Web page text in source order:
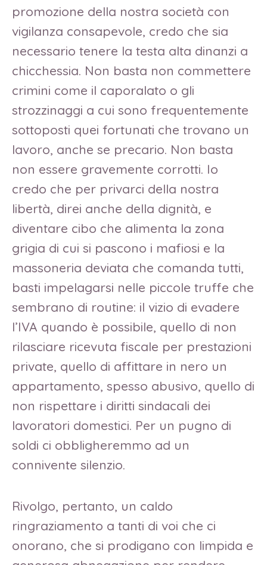
promozione della nostra società con
vigilanza consapevole, credo che sia
necessario tenere la testa alta dinanzi a
chicchessia. Non basta non commettere
crimini come il caporalato o gli
strozzinaggi a cui sono frequentemente
sottoposti quei fortunati che trovano un
lavoro, anche se precario. Non basta
non essere gravemente corrotti. Io
credo che per privarci della nostra
libertà, direi anche della dignità, e
diventare cibo che alimenta la zona
grigia di cui si pascono i mafiosi e la
massoneria deviata che comanda tutti,
basti impelagarsi nelle piccole truffe che
sembrano di routine: il vizio di evadere
l’IVA quando è possibile, quello di non
rilasciare ricevuta fiscale per prestazioni
private, quello di affittare in nero un
appartamento, spesso abusivo, quello di
non rispettare i diritti sindacali dei
lavoratori domestici. Per un pugno di
soldi ci obbligheremmo ad un
connivente silenzio.
Rivolgo, pertanto, un caldo
ringraziamento a tanti di voi che ci
onorano, che si prodigano con limpida e